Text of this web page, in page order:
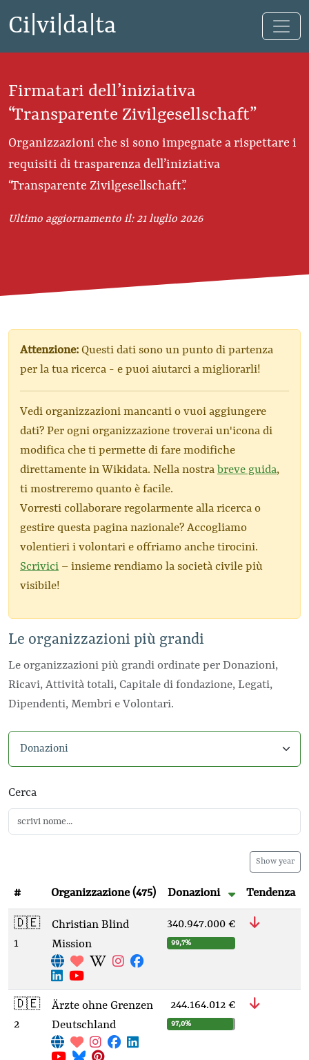
Ci|vi|da|ta
Firmatari dell’iniziativa
“Transparente Zivilgesellschaft”
Organizzazioni che si sono impegnate a rispettare i
requisiti di trasparenza dell’iniziativa
“Transparente Zivilgesellschaft”.
Ultimo aggiornamento il: 21 luglio 2026
Attenzione: Questi dati sono un punto di partenza
per la tua ricerca - e puoi aiutarci a migliorarli!
Vedi organizzazioni mancanti o vuoi aggiungere
dati? Per ogni organizzazione troverai un'icona di
modifica che ti permette di fare modifiche
direttamente in Wikidata. Nella nostra breve guida,
ti mostreremo quanto è facile.
Vorresti collaborare regolarmente alla ricerca o
gestire questa pagina nazionale? Accogliamo
volentieri i volontari e offriamo anche tirocini.
Scrivici – insieme rendiamo la società civile più
visibile!
Le organizzazioni più grandi
Le organizzazioni più grandi ordinate per Donazioni,
Ricavi, Attività totali, Capitale di fondazione, Legati,
Dipendenti, Membri e Volontari.
Cerca
Show year
# Organizzazione(475) Donazioni Tendenza
🇩🇪
1
Christian Blind
Mission
340.947.000 €
99,7%
🇩🇪
2
Ärzte ohne Grenzen
Deutschland
244.164.012 €
97,0%